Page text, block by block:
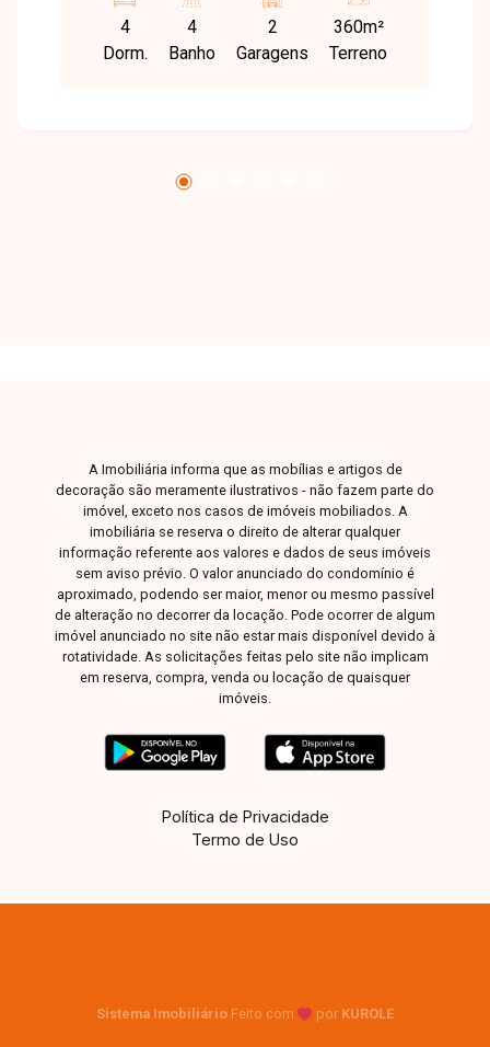
supermercados, escolas, comércios, serviços e
importantes vias da cidade. O bairro é
reconhecido pela infraestrutura completa, perfil
porta com acesso direto à área de lazer, 01
fotovoltaica, aquecimento solar de água e
concertina nos muros. Uma excelente opção
para quem busca conforto, lazer,
sustentabilidade e localização privilegiada.
Agende sua visita e venha conhecer este imóvel
diferenciado.
4
Dorm.
4
Banho
2
Garagens
360m²
Terreno
A Imobiliária informa que as mobílias e artigos de
decoração são meramente ilustrativos - não fazem parte do
imóvel, exceto nos casos de imóveis mobiliados. A
imobiliária se reserva o direito de alterar qualquer
informação referente aos valores e dados de seus imóveis
sem aviso prévio. O valor anunciado do condomínio é
aproximado, podendo ser maior, menor ou mesmo passível
de alteração no decorrer da locação. Pode ocorrer de algum
imóvel anunciado no site não estar mais disponível devido à
rotatividade. As solicitações feitas pelo site não implicam
em reserva, compra, venda ou locação de quaisquer
imóveis.
Política de Privacidade
Termo de Uso
Sistema Imobiliário Feito com por KUROLE